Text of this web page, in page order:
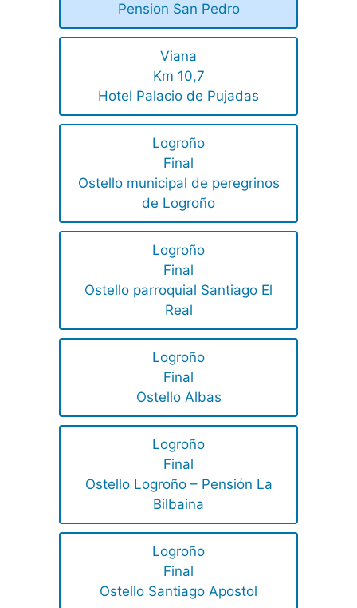
Pension San Pedro
Viana
Km 10,7
Hotel Palacio de Pujadas
Logroño
Final
Ostello municipal de peregrinos
de Logroño
Logroño
Final
Ostello parroquial Santiago El
Real
Logroño
Final
Ostello Albas
Logroño
Final
Ostello Logroño – Pensión La
Bilbaina
Logroño
Final
Ostello Santiago Apostol